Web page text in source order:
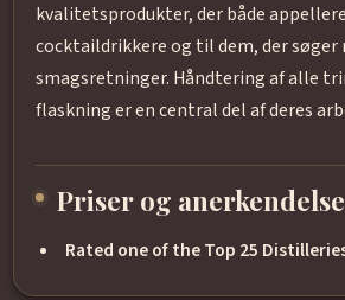
kvalitetsprodukter, der både
cocktaildrikkere og til dem, der søger
smagsretninger. Håndtering af alle
flaskning er en central del af deres
Priser og
Rated one of the Top 25